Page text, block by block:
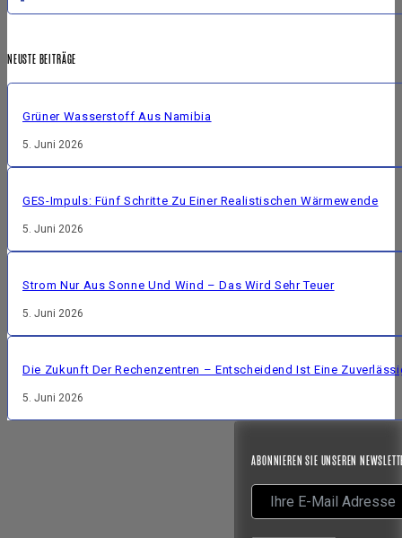
NEUSTE BEITRÄGE
Grüner Wasserstoff Aus Namibia
5. Juni 2026
GES-Impuls: Fünf Schritte Zu Einer Realistischen Wärmewende
5. Juni 2026
Strom Nur Aus Sonne Und Wind – Das Wird Sehr Teuer
5. Juni 2026
Die Zukunft Der Rechenzentren – Entscheidend Ist Eine
5. Juni 2026
ABONNIEREN SIE UNSEREN